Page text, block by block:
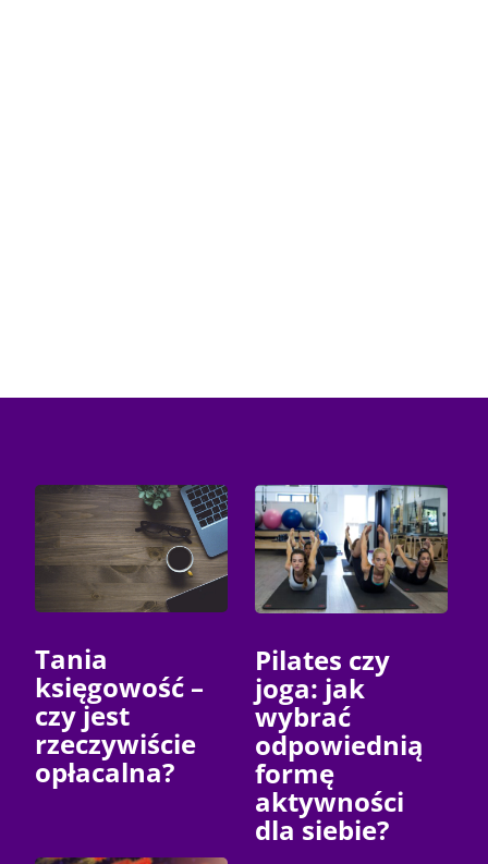
Tania
księgowość –
czy jest
rzeczywiście
opłacalna?
Pilates czy
joga: jak
wybrać
odpowiednią
formę
aktywności
dla siebie?